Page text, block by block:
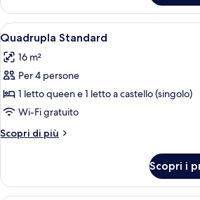
Standard
Apri
tutte
le
foto
per
Quadrupla
Standard
3
Quadrupla Standard
16 m²
Per 4 persone
1 letto queen e 1 letto a castello (singolo)
Wi-Fi gratuito
Scopri di più
Altri
Standard
Scopri i